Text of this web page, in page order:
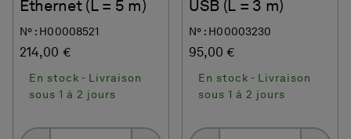
Ethernet (L = 5 m)
N° : H00008521
214,00 €
En stock - Livraison
sous 1 à 2 jours
USB (L = 3 m)
N° : H00003230
95,00 €
En stock - Livraison
sous 1 à 2 jours